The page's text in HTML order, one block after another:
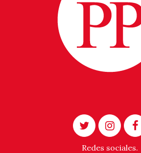
Redes sociales.